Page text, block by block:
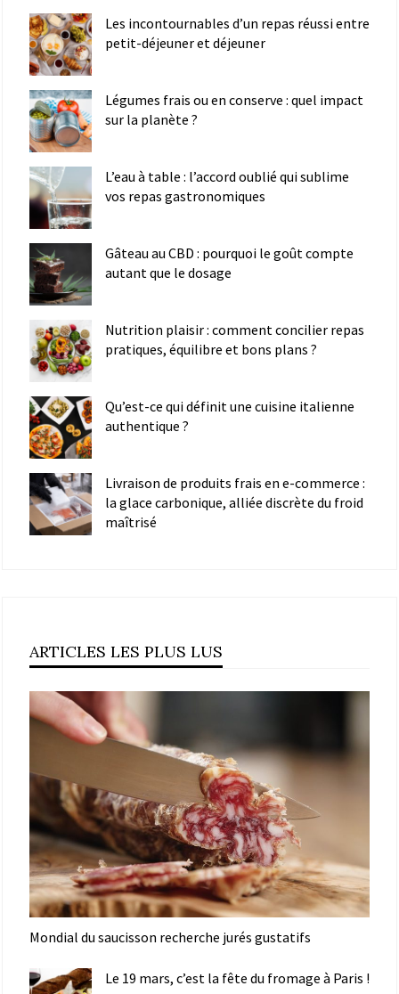
Les incontournables d’un repas réussi entre
petit-déjeuner et déjeuner
Légumes frais ou en conserve : quel impact
sur la planète ?
L’eau à table : l’accord oublié qui sublime
vos repas gastronomiques
Gâteau au CBD : pourquoi le goût compte
autant que le dosage
Nutrition plaisir : comment concilier repas
pratiques, équilibre et bons plans ?
Qu’est-ce qui définit une cuisine italienne
authentique ?
Livraison de produits frais en e-commerce :
la glace carbonique, alliée discrète du froid
maîtrisé
ARTICLES LES PLUS LUS
Mondial du saucisson recherche jurés gustatifs
Le 19 mars, c’est la fête du fromage à Paris !